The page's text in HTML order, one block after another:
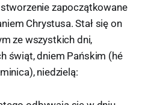
zapoczątkowane
Chrystusa. Stał się on
ze wszystkich dni,
świąt, dniem Pańskim (hé
niedzielą: